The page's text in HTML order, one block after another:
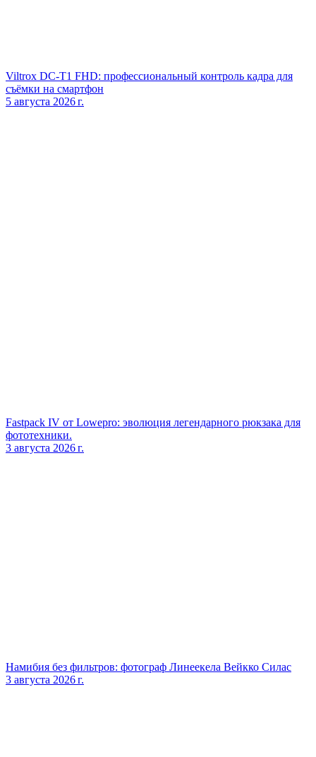
Viltrox DC‑T1 FHD: профессиональный контроль кадра для
съёмки на смартфон
5 августа 2026 г.
Fastpack IV от Lowepro: эволюция легендарного рюкзака для
фототехники.
3 августа 2026 г.
Намибия без фильтров: фотограф Линеекела Вейкко Силас
3 августа 2026 г.